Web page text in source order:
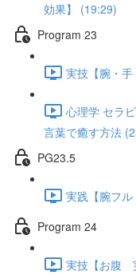
効果】 (19:29)
Program 23
実技【腕・
心理学 セラ
言葉で癒す方法
PG23.5
実践【腕フ
Program 24
実技【お腹